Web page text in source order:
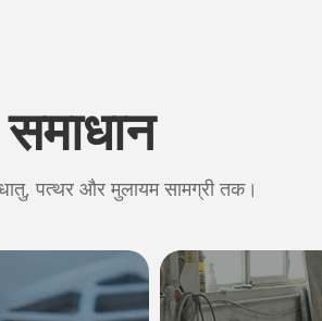
पत्थर और मुलायम सामग्री तक।